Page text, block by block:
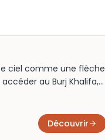
ciel comme une flèche
au Burj Khalifa,
ou découvrir des
merveille
Découvrir